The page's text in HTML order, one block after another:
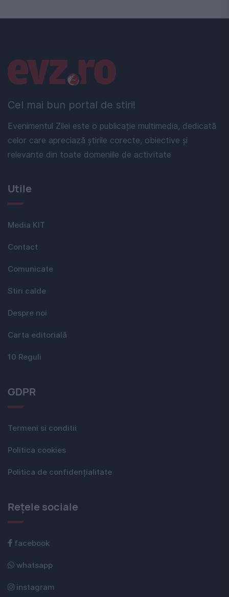
Cel mai bun portal de stiri!
Evenimentul Zilei este o publicație multimedia, dedicată
celor care apreciază știrile corecte, obiective și
relevante din toate domeniile de activitate
Linkuri utile
Utile
Media KIT
Contact
Comunicate
Stiri calde
Despre noi
Carta editorială
10 Reguli
GDPR
Termeni si conditii
Politica cookies
Politica de confidențialitate
Rețele sociale
facebook
whatsapp
instagram